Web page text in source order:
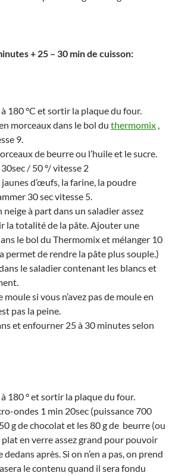
+ 25 – 30 min de cuisson:
180 °C et sortir la plaque du four.
morceaux dans le bol du thermomix ,
9.
de beurre ou l’huile et le sucre.
/ 50 °/ vitesse 2
d’œufs, la farine, la poudre
30 sec vitesse 5.
neige à part dans un saladier assez
la totalité de la pâte. Ajouter une
le bol du Thermomix et mélanger 10
permet de rendre la pâte plus souple.)
le saladier contenant les blancs et
si vous n’avez pas de moule en
pas la peine.
et enfourner 25 à 30 minutes selon
180 ° et sortir la plaque du four.
ondes 1 min 20sec (puissance 700
g de chocolat et les 80 g de beurre (ou
plat en verre assez grand pour pouvoir
après. Si on n’en a pas, on prend
le contenu quand il sera fondu